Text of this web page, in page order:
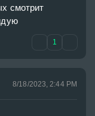
смотрит
1
8/18/2023, 2:44 PM